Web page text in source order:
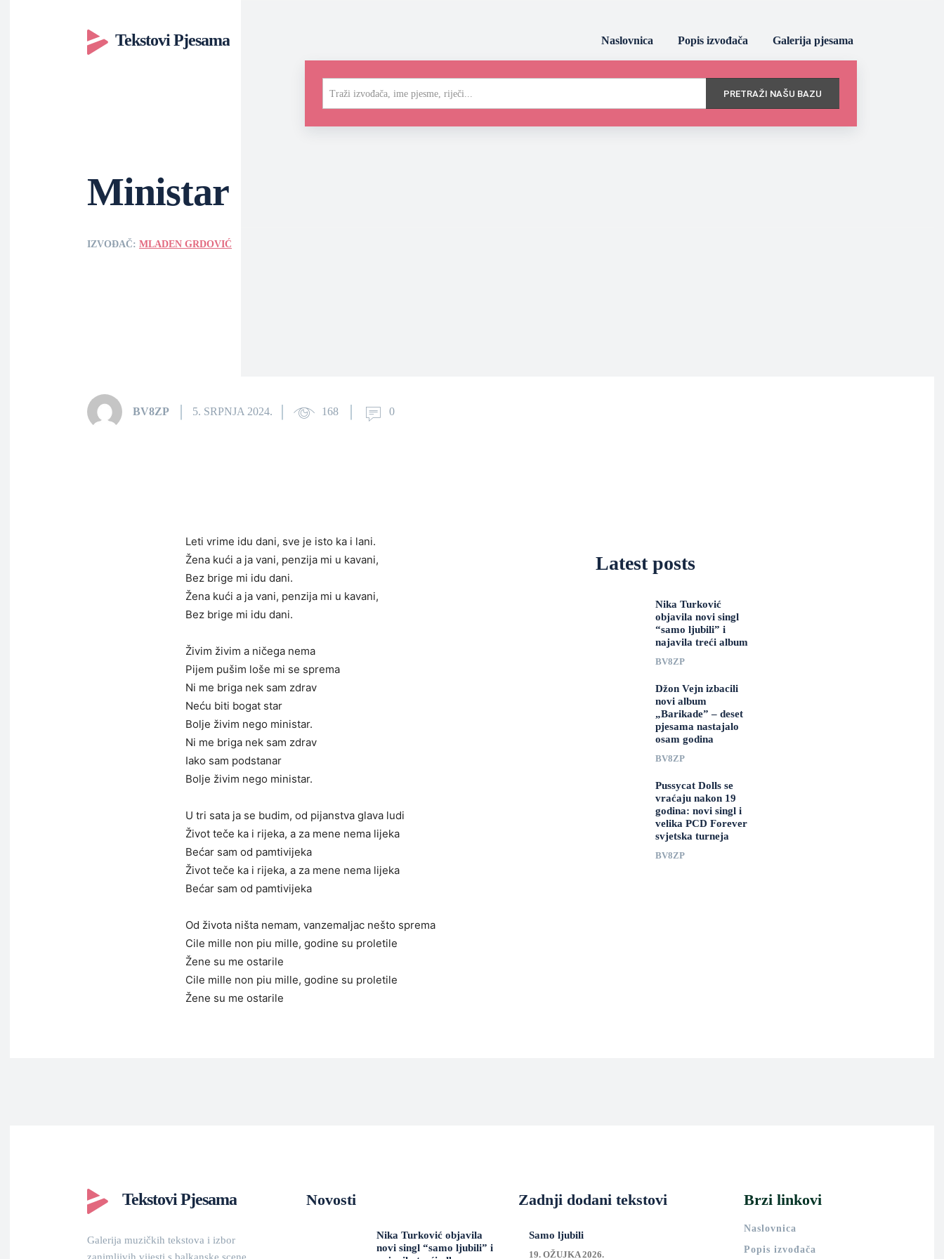
Tekstovi Pjesama Naslovnica Popis izvođača Galerija pjesama
Traži izvođača, ime pjesme, riječi... PRETRAŽI NAŠU BAZU
Ministar
IZVOĐAČ: MLADEN GRDOVIĆ
BV8ZP 5. SRPNJA 2024. 168 0
Leti vrime idu dani, sve je isto ka i lani.
Žena kući a ja vani, penzija mi u kavani,
Bez brige mi idu dani.
Žena kući a ja vani, penzija mi u kavani,
Bez brige mi idu dani.
Živim živim a ničega nema
Pijem pušim loše mi se sprema
Ni me briga nek sam zdrav
Neću biti bogat star
Bolje živim nego ministar.
Ni me briga nek sam zdrav
Iako sam podstanar
Bolje živim nego ministar.
U tri sata ja se budim, od pijanstva glava ludi
Život teče ka i rijeka, a za mene nema lijeka
Bećar sam od pamtivijeka
Život teče ka i rijeka, a za mene nema lijeka
Bećar sam od pamtivijeka
Od života ništa nemam, vanzemaljac nešto sprema
Cile mille non piu mille, godine su proletile
Žene su me ostarile
Cile mille non piu mille, godine su proletile
Žene su me ostarile
Latest posts
Nika Turković
objavila novi singl
“samo ljubili” i
najavila treći album
BV8ZP
Džon Vejn izbacili
novi album
„Barikade” – deset
pjesama nastajalo
osam godina
BV8ZP
Pussycat Dolls se
vraćaju nakon 19
godina: novi singl i
velika PCD Forever
svjetska turneja
BV8ZP
Tekstovi Pjesama
Galerija muzičkih tekstova i izbor
zanimljivih vijesti s balkanske scene.
Novosti
Nika Turković objavila
novi singl “samo ljubili” i
Zadnji dodani tekstovi
Samo ljubili
19. OŽUJKA 2026.
Brzi linkovi
Naslovnica
Popis izvođača